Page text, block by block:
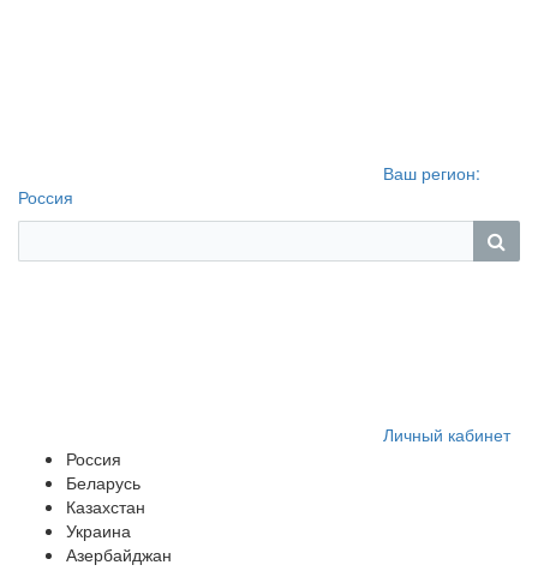
Ваш регион:
Россия
Личный кабинет
Россия
Беларусь
Казахстан
Украина
Азербайджан